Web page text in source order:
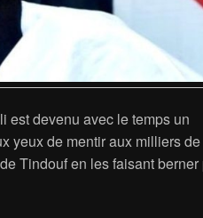
est devenu avec le temps un
yeux de mentir aux milliers de
Tindouf en les faisant berner
chef du Polisario embobine